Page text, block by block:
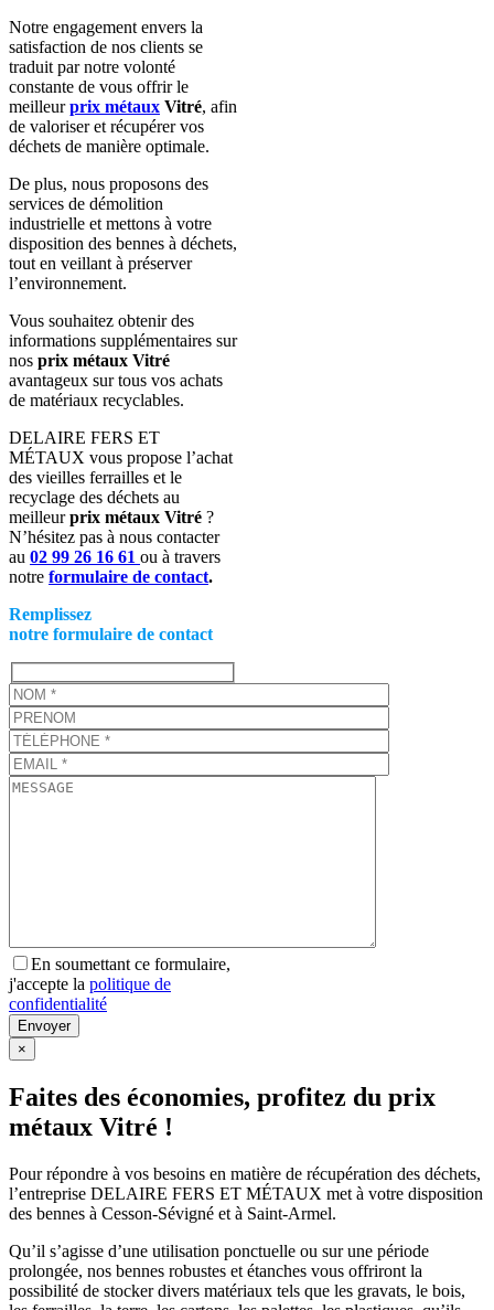
Notre engagement envers la
satisfaction de nos clients se
traduit par notre volonté
constante de vous offrir le
meilleurprix métaux Vitré, afin
de valoriser et récupérer vos
déchets de manière optimale.
De plus, nous proposons des
services de démolition
industrielle et mettons à votre
disposition des bennes à déchets,
tout en veillant à préserver
l’environnement.
Vous souhaitez obtenir des
informations supplémentaires sur
nos prix métaux Vitré
avantageux sur tous vos achats
de matériaux recyclables.
DELAIRE FERS ET
MÉTAUX vous propose l’achat
des vieilles ferrailles et le
recyclage des déchets au
meilleurprix métaux Vitré ?
N’hésitez pas à nous contacter
au 02 99 26 16 61 ou à travers
notre formulaire de contact.
Remplissez
notre formulaire de contact
En soumettant ce formulaire,
j'accepte la politique de
confidentialité
×
Faites des économies, profitez du prix
métaux Vitré !
Pour répondre à vos besoins en matière de récupération des déchets,
l’entreprise DELAIRE FERS ET MÉTAUX met à votre disposition
des bennes à Cesson-Sévigné et à Saint-Armel.
Qu’il s’agisse d’une utilisation ponctuelle ou sur une période
prolongée, nos bennes robustes et étanches vous offriront la
possibilité de stocker divers matériaux tels que les gravats, le bois,